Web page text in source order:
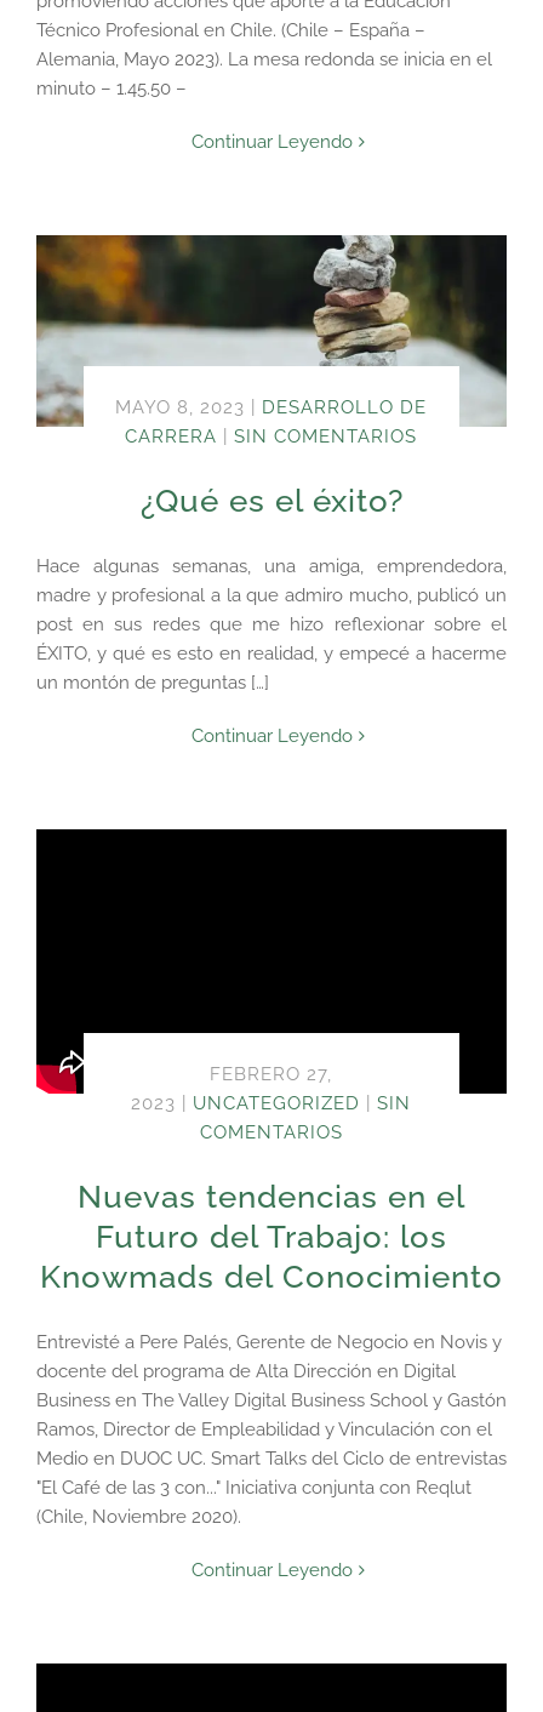
Técnico Profesional en Chile. (Chile – España –
Alemania, Mayo 2023). La mesa redonda se inicia en el
minuto – 1.45.50 –
Continuar Leyendo
MAYO 8, 2023
DESARROLLO DE
CARRERA
SIN COMENTARIOS
¿Qué es el éxito?
Hace algunas semanas, una amiga, emprendedora,
madre y profesional a la que admiro mucho, publicó un
post en sus redes que me hizo reflexionar sobre el
ÉXITO, y qué es esto en realidad, y empecé a hacerme
un montón de preguntas […]
Continuar Leyendo
FEBRERO 27,
2023
UNCATEGORIZED
SIN
COMENTARIOS
Nuevas tendencias en el
Futuro del Trabajo: los
Knowmads del Conocimiento
Entrevisté a Pere Palés, Gerente de Negocio en Novis y
docente del programa de Alta Dirección en Digital
Business en The Valley Digital Business School y Gastón
Ramos, Director de Empleabilidad y Vinculación con el
Medio en DUOC UC. Smart Talks del Ciclo de entrevistas
"El Café de las 3 con..." Iniciativa conjunta con Reqlut
(Chile, Noviembre 2020).
Continuar Leyendo